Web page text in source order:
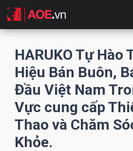
HARUKO Tự Hào
Hiệu Bán Buôn,
Đầu Việt Nam
Vực cung cấp
Thao và Chăm
Khỏe.